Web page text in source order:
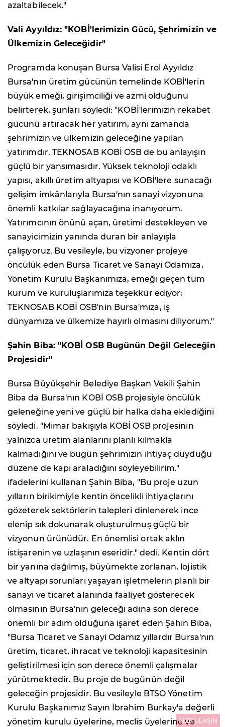
azaltabilecek."
Vali Ayyıldız: "KOBİ'lerimizin Gücü, Şehrimizin ve
Ülkemizin Geleceğidir"
Programda konuşan Bursa Valisi Erol Ayyıldız
Bursa'nın üretim gücünün temelinde KOBİ'lerin
büyük emeği, girişimciliği ve azmi olduğunu
belirterek, şunları söyledi: "KOBİ'lerimizin rekabet
gücünü artıracak her yatırım, aynı zamanda
şehrimizin ve ülkemizin geleceğine yapılan
yatırımdır. TEKNOSAB KOBİ OSB de bu anlayışın
güçlü bir yansımasıdır. Yüksek teknoloji odaklı
yapısı, akıllı üretim altyapısı ve KOBİ'lere sunacağı
gelişim imkânlarıyla Bursa'nın sanayi vizyonuna
önemli katkılar sağlayacağına inanıyorum.
Yatırımcının önünü açan, üretimi destekleyen ve
sanayicimizin yanında duran bir anlayışla
çalışıyoruz. Bu vesileyle, bu vizyoner projeye
öncülük eden Bursa Ticaret ve Sanayi Odamıza,
Yönetim Kurulu Başkanımıza, emeği geçen tüm
kurum ve kuruluşlarımıza teşekkür ediyor;
TEKNOSAB KOBİ OSB'nin Bursa'mıza, iş
dünyamıza ve ülkemize hayırlı olmasını diliyorum."
Şahin Biba: "KOBİ OSB Bugünün Değil Geleceğin
Projesidir"
Bursa Büyükşehir Belediye Başkan Vekili Şahin
Biba da Bursa'nın KOBİ OSB projesiyle öncülük
geleneğine yeni ve güçlü bir halka daha eklediğini
söyledi. "Mimar bakışıyla KOBİ OSB projesinin
yalnızca üretim alanlarını planlı kılmakla
kalmadığını ve bugün şehrimizin ihtiyaç duyduğu
düzene de kapı araladığını söyleyebilirim."
ifadelerini kullanan Şahin Biba, "Bu proje uzun
yılların birikimiyle kentin öncelikli ihtiyaçlarını
gözeterek sektörlerin talepleri dinlenerek ince
elenip sık dokunarak oluşturulmuş güçlü bir
vizyonun ürünüdür. En önemlisi ortak aklın
istişarenin ve uzlaşının eseridir." dedi. Kentin dört
bir yanına dağılmış, büyümekte zorlanan, lojistik
ve altyapı sorunları yaşayan işletmelerin planlı bir
sanayi ve ticaret alanında faaliyet gösterecek
olmasının Bursa'nın geleceği adına son derece
önemli bir adım olduğuna işaret eden Şahin Biba,
"Bursa Ticaret ve Sanayi Odamız yıllardır Bursa'nın
üretim, ticaret, ihracat ve teknoloji kapasitesinin
geliştirilmesi için son derece önemli çalışmalar
yürütmektedir. Bu proje de bugünün değil
geleceğin projesidir. Bu vesileyle BTSO Yönetim
Kurulu Başkanımız Sayın İbrahim Burkay'a değerli
yönetim kurulu üyelerine, meclis üyelerine veBİZE ULAŞIN